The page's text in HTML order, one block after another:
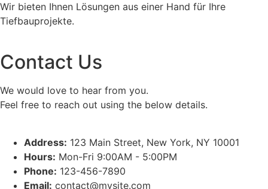
Wir bieten Ihnen Lösungen aus einer Hand für Ihre
Tiefbauprojekte.
Contact Us
We would love to hear from you.
Feel free to reach out using the below details.
Address: 123 Main Street, New York, NY 10001
Hours: Mon-Fri 9:00AM - 5:00PM
Phone: 123-456-7890
Email: contact@mysite.com